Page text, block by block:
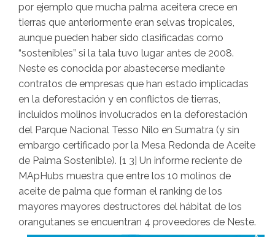
por ejemplo que mucha palma aceitera crece en
tierras que anteriormente eran selvas tropicales,
aunque pueden haber sido clasificadas como
“sostenibles” si la tala tuvo lugar antes de 2008.
Neste es conocida por abastecerse mediante
contratos de empresas que han estado implicadas
en la deforestación y en conflictos de tierras,
incluidos molinos involucrados en la deforestación
del Parque Nacional Tesso Nilo en Sumatra (y sin
embargo certificado por la Mesa Redonda de Aceite
de Palma Sostenible). [1 3] Un informe reciente de
MApHubs muestra que entre los 10 molinos de
aceite de palma que forman el ranking de los
mayores mayores destructores del hábitat de los
orangutanes se encuentran 4 proveedores de Neste.